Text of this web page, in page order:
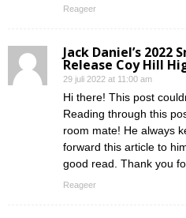
Reageer
Jack Daniel’s 2022
Release Coy Hill
29 juli 2022 at 11:00 am
Hi there! This post
Reading through this
room mate! He always
forward this article to
good read. Thank you
Reageer